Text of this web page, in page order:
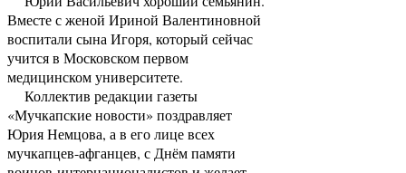
Вместе с женой Ириной Валентиновной
воспитали сына Игоря, который сейчас
учится в Московском первом
медицинском университете.
Коллектив редакции газеты
«Мучкапские новости» поздравляет
Юрия Немцова, а в его лице всех
мучкапцев-афганцев, с Днём памяти